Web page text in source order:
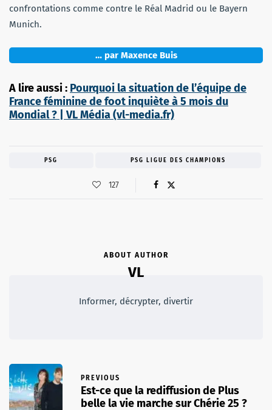
confrontations comme contre le Réal Madrid ou le Bayern
Munich.
… par Maxence Buis
A lire aussi : Pourquoi la situation de l’équipe de
France féminine de foot inquiète à 5 mois du
Mondial ? | VL Média (vl-media.fr)
PSG PSG LIGUE DES CHAMPIONS
127
ABOUT AUTHOR
VL
Informer, décrypter, divertir
PREVIOUS
Est-ce que la rediffusion de Plus
belle la vie marche sur Chérie 25 ?